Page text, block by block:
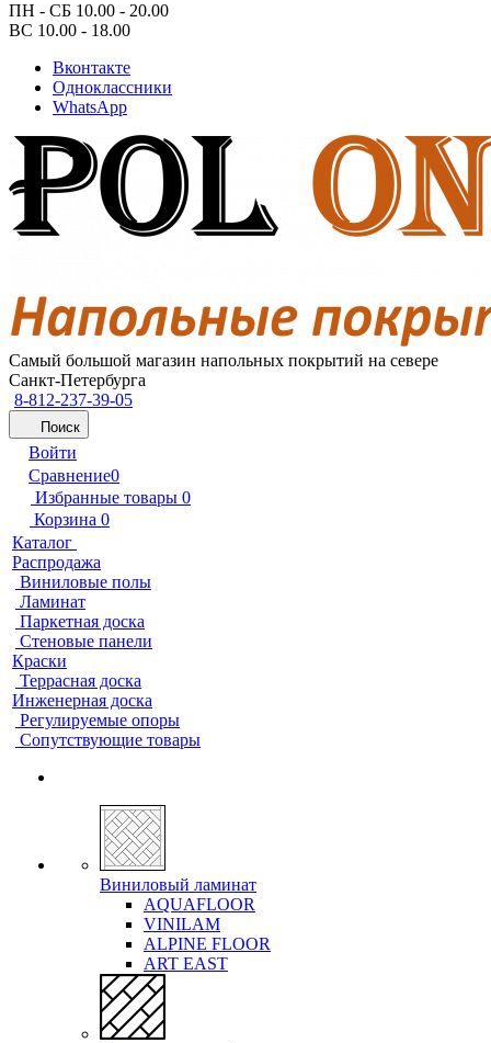
ПН - СБ 10.00 - 20.00
ВС 10.00 - 18.00
Вконтакте
Одноклассники
WhatsApp
Самый большой магазин напольных покрытий на севере
Санкт-Петербурга
8-812-237-39-05
Поиск
Войти
Сравнение0
Избранные товары 0
Корзина 0
Каталог
Распродажа
Виниловые полы
Ламинат
Паркетная доска
Стеновые панели
Краски
Террасная доска
Инженерная доска
Регулируемые опоры
Сопутствующие товары
Виниловый ламинат
AQUAFLOOR
VINILAM
ALPINE FLOOR
ART EAST